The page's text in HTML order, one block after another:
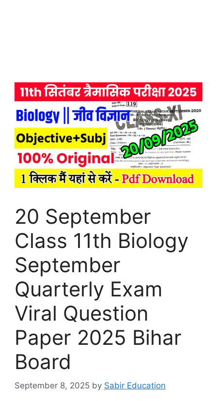
20 September
Class 11th Biology
September
Quarterly Exam
Viral Question
Paper 2025 Bihar
Board
September 8, 2025 by Sabir Education